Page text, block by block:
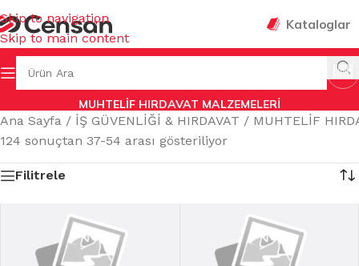
Skip to navigation
Skip to main content
Kataloglar
MUHTELİF HIRDAVAT MALZEMELERİ
Ana Sayfa / İŞ GÜVENLİĞİ & HIRDAVAT / MUHTELİF
124 sonuçtan 37-54 arası gösteriliyor
Filitrele